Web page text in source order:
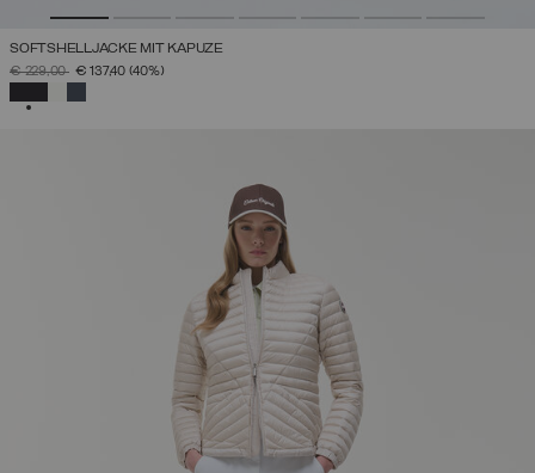
SOFTSHELLJACKE MIT KAPUZE
PREIS REDUZIERT VON
€ 229,00AUF
€ 137,40 (40%)